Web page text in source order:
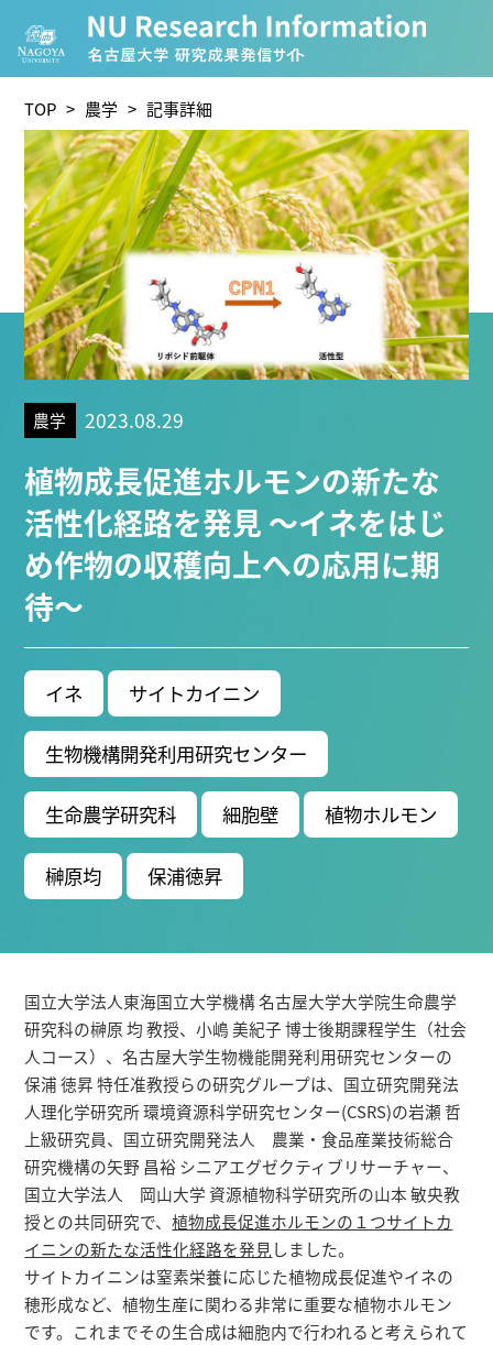
CATEGORY
環境学
総合生物 複合領域 農学
医歯薬学 工学 情報学
人文学
TAG
理学研究科 (219)
フォーマティブ生命分子研究所 (75)
生物機能開発利用研究センター (24)
環境医学研究
(22)
宇宙 (21) 創薬科学研究科 (20) シロイヌナ
Research VIDEOS
Researchers' VOICE
Links
名古屋大学
名古屋大学基金
研究者総覧
TOP > 農学 > 記事詳細
農学 2023.08.29
植物成長促進ホルモンの新たな
活性化経路を発見 ～イネをはじ
め作物の収穫向上への応用に期
待～
イネ サイトカイニン
生物機構開発利用研究センター
生命農学研究科 細胞壁 植物ホルモン
榊原均 保浦徳昇
国立大学法人東海国立大学機構 名古屋大学大学院生命農学
研究科の榊原 均 教授、小嶋 美紀子 博士後期課程学生（社会
人コース）、名古屋大学生物機能開発利用研究センターの
保浦 徳昇 特任准教授らの研究グループは、国立研究開発法
人理化学研究所 環境資源科学研究センター(CSRS)の岩瀬 哲
上級研究員、国立研究開発法人 農業・食品産業技術総合
研究機構の矢野 昌裕 シニアエグゼクティブリサーチャー、
国立大学法人 岡山大学 資源植物科学研究所の山本 敏央教
授との共同研究で、植物成長促進ホルモンの１つサイトカ
イニンの新たな活性化経路を発見しました。
サイトカイニンは窒素栄養に応じた植物成長促進やイネの
穂形成など、植物生産に関わる非常に重要な植物ホルモン
です。これまでその生合成は細胞内で行われると考えられて